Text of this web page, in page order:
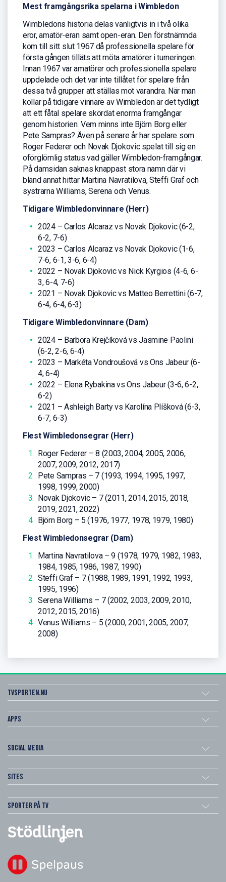
Mest framgångsrika spelarna i Wimbledon
Wimbledons historia delas vanligtvis in i två olika
eror, amatör-eran samt open-eran. Den förstnämnda
kom till sitt slut 1967 då professionella spelare för
första gången tilläts att möta amatörer i turneringen.
Innan 1967 var amatörer och professionella spelare
uppdelade och det var inte tillåtet för spelare från
dessa två grupper att ställas mot varandra. När man
kollar på tidigare vinnare av Wimbledon är det tydligt
att ett fåtal spelare skördat enorma framgångar
genom historien. Vem minns inte Björn Borg eller
Pete Sampras? Även på senare år har spelare som
Roger Federer och Novak Djokovic spelat till sig en
oförglömlig status vad gäller Wimbledon-framgångar.
På damsidan saknas knappast stora namn där vi
bland annat hittar Martina Navratilova, Steffi Graf och
systrarna Williams, Serena och Venus.
Tidigare Wimbledonvinnare (Herr)
2024 – Carlos Alcaraz vs Novak Djokovic (6-2,
6-2, 7-6)
2023 – Carlos Alcaraz vs Novak Djokovic (1-6,
7-6, 6-1, 3-6, 6-4)
2022 – Novak Djokovic vs Nick Kyrgios (4-6, 6-
3, 6-4, 7-6)
2021 – Novak Djokovic vs Matteo Berrettini (6-7,
6-4, 6-4, 6-3)
Tidigare Wimbledonvinnare (Dam)
2024 – Barbora Krejčíková vs Jasmine Paolini
(6-2, 2-6, 6-4)
2023 – Markéta Vondroušová vs Ons Jabeur (6-
4, 6-4)
2022 – Elena Rybakina vs Ons Jabeur (3-6, 6-2,
6-2)
2021 – Ashleigh Barty vs Karolína Plíšková (6-3,
6-7, 6-3)
Flest Wimbledonsegrar (Herr)
Roger Federer – 8 (2003, 2004, 2005, 2006,
2007, 2009, 2012, 2017)
Pete Sampras – 7 (1993, 1994, 1995, 1997,
1998, 1999, 2000)
Novak Djokovic – 7 (2011, 2014, 2015, 2018,
2019, 2021, 2022)
Björn Borg – 5 (1976, 1977, 1978, 1979, 1980)
Flest Wimbledonsegrar (Dam)
Martina Navratilova – 9 (1978, 1979, 1982, 1983,
1984, 1985, 1986, 1987, 1990)
Steffi Graf – 7 (1988, 1989, 1991, 1992, 1993,
1995, 1996)
Serena Williams – 7 (2002, 2003, 2009, 2010,
2012, 2015, 2016)
Venus Williams – 5 (2000, 2001, 2005, 2007,
2008)
Tvsporten.nu
Apps
Social Media
Sites
Sporter på TV